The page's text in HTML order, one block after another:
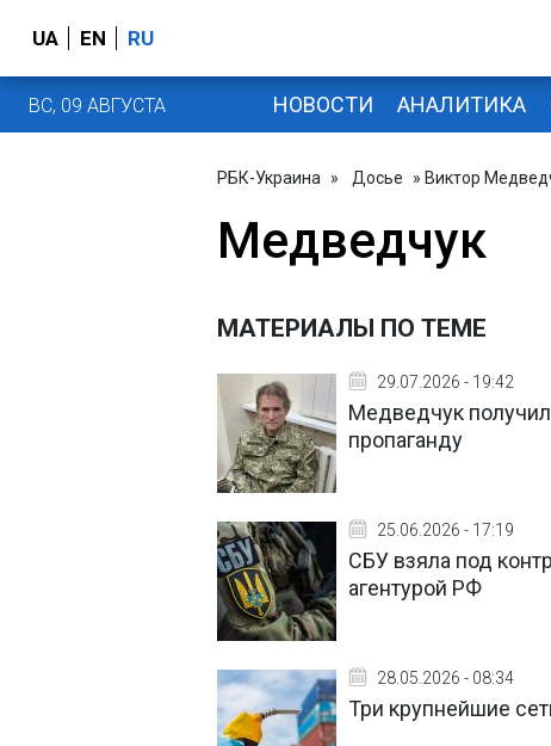
UA EN RU
ВС, 09 АВГУСТА НОВОСТИ АНАЛИТИКА
РБК-Украина » Досье » Виктор
Медведчук
МАТЕРИАЛЫ ПО ТЕМЕ
29.07.2026 - 19:42
Медведчук
пропаганду
25.06.2026 - 17:19
СБУ взяла под
агентурой РФ
28.05.2026 - 08:34
Три крупнейшие